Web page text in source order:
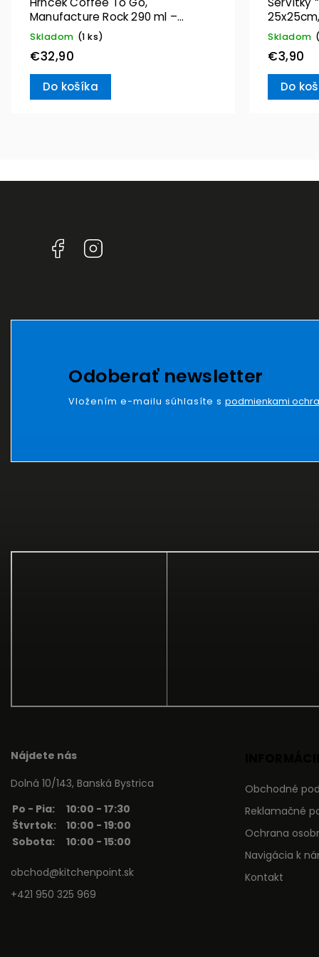
Manufacture Rock 290 ml –
Villeroy & Boch
Skladom (1 ks)
€32,90
Do košíka
Villeroy
Skladom
€3,90
Do
Facebook
Odoberať newsletter
Vložením e-mailu súhlasíte s podmienkami
Nájdete nás
Dolná 10/143, Banská Bystrica
Po - Pia:
10:00 - 17:30
Štvrtok:
10:00 - 19:00
Sobota:
10:00 - 15:00
obchod@kitchenpoint.sk
+421 950 325 969
Obchodné
Reklamačné
Ochrana
Navigácia k
Kontakt